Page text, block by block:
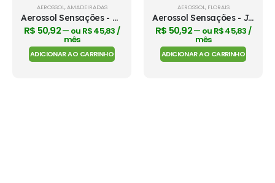
-15%
AEROSSOL AMADEIRADAS
Aerossol Sensações - Âmbar
R$ 50,92— ou R$45,83 /
mês
ADICIONAR AO CARRINHO
AEROSSOL FLORAIS
Aerossol Sensações - Jardim
R$ 50,92— ou R$45,83 /
mês
ADICIONAR AO CARRINHO